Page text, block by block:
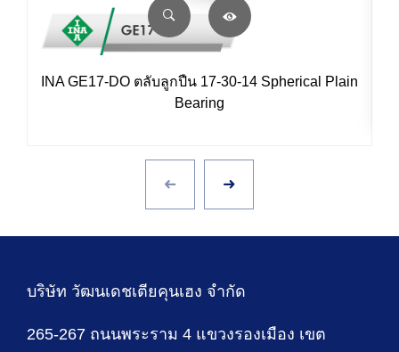
INA GE17-DO ตลับลูกปืน 17-30-14 Spherical Plain
Bearing
บริษัท วัฒนเดชเตียคุนเฮง จำกัด
265-267 ถนนพระราม 4 แขวงรองเมือง เขต